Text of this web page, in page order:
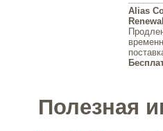
Alias
Renewal
Полезная